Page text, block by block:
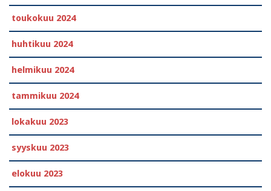
toukokuu 2024
huhtikuu 2024
helmikuu 2024
tammikuu 2024
lokakuu 2023
syyskuu 2023
elokuu 2023